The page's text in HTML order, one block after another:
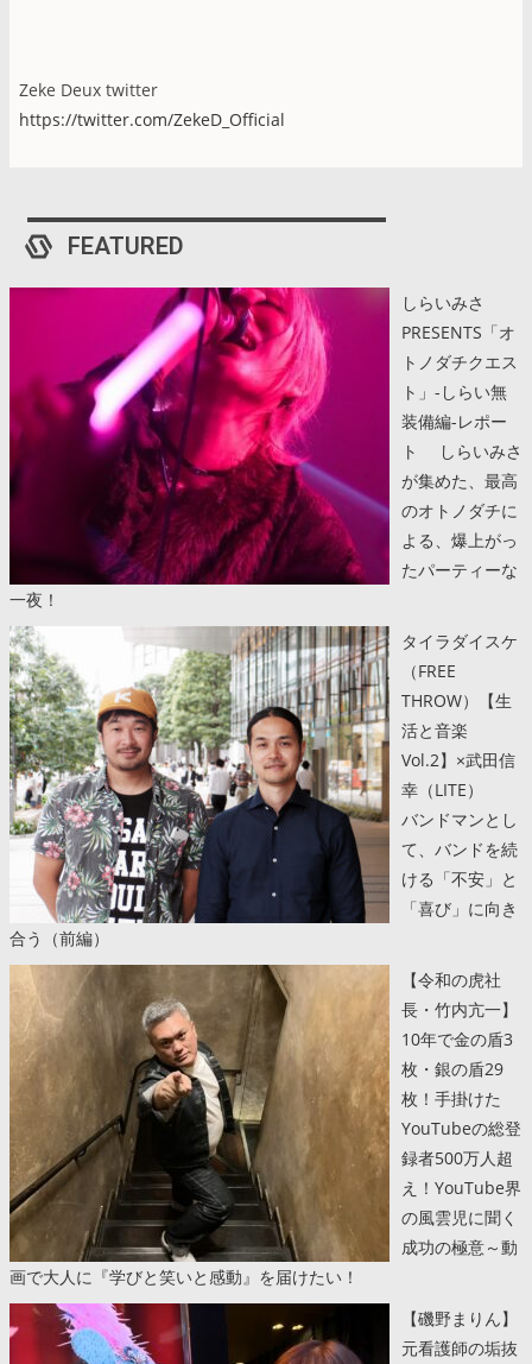
Zeke Deux twitter
https://twitter.com/ZekeD_Official
FEATURED
しらいみさ
PRESENTS「オ
トノダチクエス
ト」-しらい無
装備編-レポー
ト しらいみさ
が集めた、最高
のオトノダチに
よる、爆上がっ
たパーティーな
一夜！
タイラダイスケ
（FREE
THROW）【生
活と音楽
Vol.2】×武田信
幸（LITE）
バンドマンとし
て、バンドを続
ける「不安」と
「喜び」に向き
合う（前編）
【令和の虎社
長・竹内亢一】
10年で金の盾3
枚・銀の盾29
枚！手掛けた
YouTubeの総登
録者500万人超
え！YouTube界
の風雲児に聞く
成功の極意～動
画で大人に『学びと笑いと感動』を届けたい！
【磯野まりん】
元看護師の垢抜